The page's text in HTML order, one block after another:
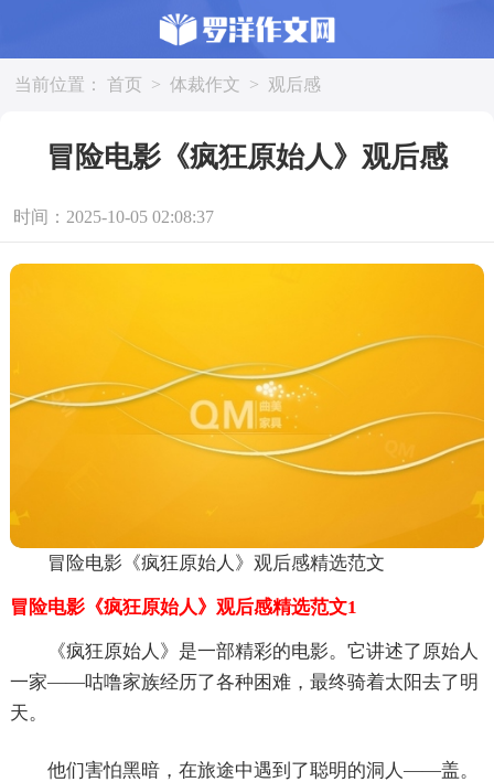
当前位置： 首页 > 体裁作文 > 观后感
冒险电影《疯狂原始人》观后感
时间：2025-10-05 02:08:37
冒险电影《疯狂原始人》观后感精选范文
冒险电影《疯狂原始人》观后感精选范文1
《疯狂原始人》是一部精彩的电影。它讲述了原始人
一家——咕噜家族经历了各种困难，最终骑着太阳去了明
天。
他们害怕黑暗，在旅途中遇到了聪明的洞人——盖。